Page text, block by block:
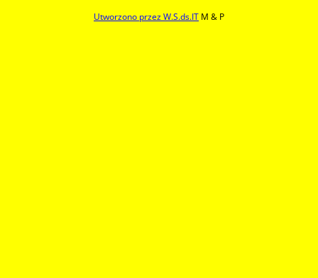
Utworzono przez W.S.ds.IT M & P